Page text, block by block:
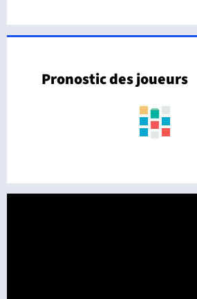
Pronostic des joueurs